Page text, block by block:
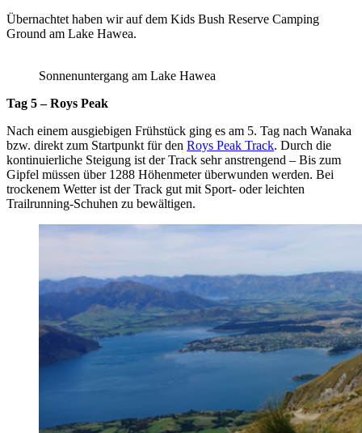
Übernachtet haben wir auf dem Kids Bush Reserve Camping
Ground am Lake Hawea.
Sonnenuntergang am Lake Hawea
Tag 5 – Roys Peak
Nach einem ausgiebigen Frühstück ging es am 5. Tag nach Wanaka
bzw. direkt zum Startpunkt für den Roys Peak Track. Durch die
kontinuierliche Steigung ist der Track sehr anstrengend – Bis zum
Gipfel müssen über 1288 Höhenmeter überwunden werden. Bei
trockenem Wetter ist der Track gut mit Sport- oder leichten
Trailrunning-Schuhen zu bewältigen.